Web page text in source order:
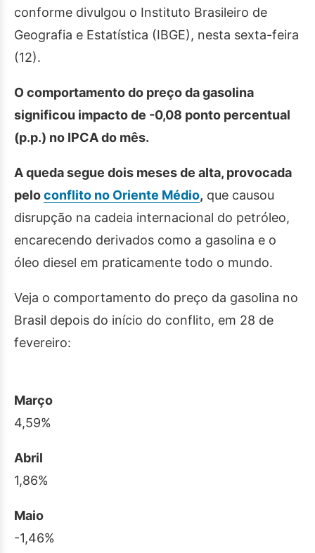
conforme divulgou o Instituto Brasileiro de
Geografia e Estatística (IBGE), nesta sexta-feira
(12).
O comportamento do preço da gasolina
significou impacto de -0,08 ponto percentual
(p.p.) no IPCA do mês.
A queda segue dois meses de alta, provocada
peloconflito no Oriente Médio, que causou
disrupção na cadeia internacional do petróleo,
encarecendo derivados como a gasolina e o
óleo diesel em praticamente todo o mundo.
Veja o comportamento do preço da gasolina no
Brasil depois do início do conflito, em 28 de
fevereiro:
Março
4,59%
Abril
1,86%
Maio
-1,46%